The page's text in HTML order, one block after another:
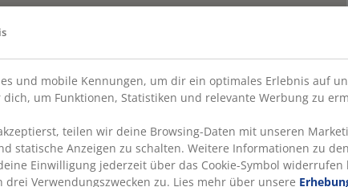
empfehlen
und mobile Kennungen, um dir ein optimales Erlebnis auf
um Funktionen, Statistiken und relevante Werbung zu
teilen wir deine Browsing-Daten mit unseren
statische Anzeigen zu schalten. Weitere Informationen zu
Einwilligung jederzeit über das Cookie-Symbol widerrufen
Verwendungszwecken zu. Lies mehr über unsere